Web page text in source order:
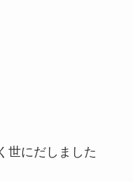
世にだしました